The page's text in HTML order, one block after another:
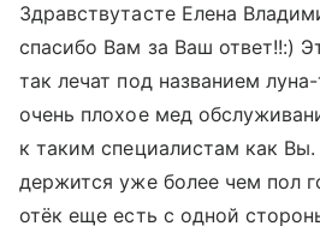
Здравствутасте Елена
спасибо Вам за Ваш ответ!!:)
так лечат под названием
очень плохое мед
к таким специалистам как
держится уже более чем пол
отёк еще есть с одной